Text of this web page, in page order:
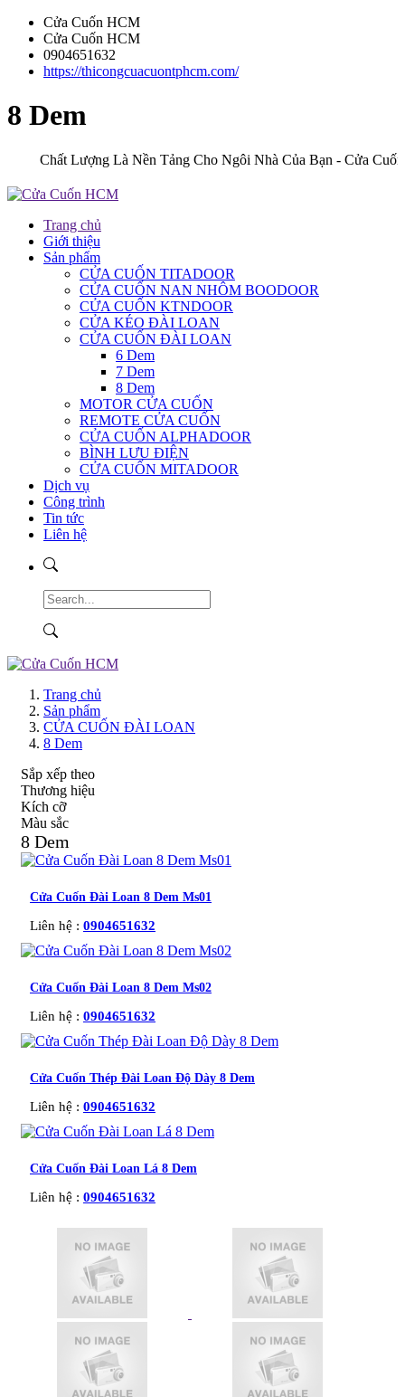
Cửa Cuốn HCM
Cửa Cuốn HCM
0904651632
https://thicongcuacuontphcm.com/
8 Dem
Chất Lượng Là Nền Tảng Cho Ngôi Nhà Của Bạn - Cửa Cuốn
Trang chủ
Giới thiệu
Sản phẩm
CỬA CUỐN TITADOOR
CỬA CUỐN NAN NHÔM BOODOOR
CỬA CUỐN KTNDOOR
CỬA KÉO ĐÀI LOAN
CỬA CUỐN ĐÀI LOAN
6 Dem
7 Dem
8 Dem
MOTOR CỬA CUỐN
REMOTE CỬA CUỐN
CỬA CUỐN ALPHADOOR
BÌNH LƯU ĐIỆN
CỬA CUỐN MITADOOR
Dịch vụ
Công trình
Tin tức
Liên hệ
Trang chủ
Sản phẩm
CỬA CUỐN ĐÀI LOAN
8 Dem
Sắp xếp theo
Thương hiệu
Kích cỡ
Màu sắc
8 Dem
Cửa Cuốn Đài Loan 8 Dem Ms01
Liên hệ : 0904651632
Cửa Cuốn Đài Loan 8 Dem Ms02
Liên hệ : 0904651632
Cửa Cuốn Thép Đài Loan Độ Dày 8 Dem
Liên hệ : 0904651632
Cửa Cuốn Đài Loan Lá 8 Dem
Liên hệ : 0904651632